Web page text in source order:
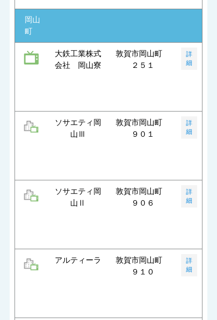
岡山
町
大鉄工業株式
会社 岡山寮
敦賀市岡山町
２５１
詳
細
ソサエティ岡
山Ⅲ
敦賀市岡山町
９０１
詳
細
ソサエティ岡
山Ⅱ
敦賀市岡山町
９０６
詳
細
アルティーラ
敦賀市岡山町
９１０
詳
細